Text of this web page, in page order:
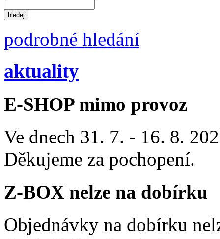
podrobné hledání
aktuality
E-SHOP mimo provoz
Ve dnech 31. 7. - 16. 8.
Děkujeme za pochopení.
Z-BOX nelze na dobírku
Objednávky na dobírku